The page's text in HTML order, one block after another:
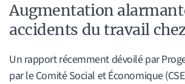
Augmentation
accidents du travail
Un rapport récemment dévoilé par
par le Comité Social et Économique